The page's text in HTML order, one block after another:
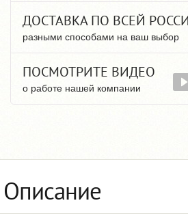
ДОСТАВКА ПО ВСЕЙ
разными способами на ваш выбор
ПОСМОТРИТЕ ВИДЕО
о работе нашей компании
Описание